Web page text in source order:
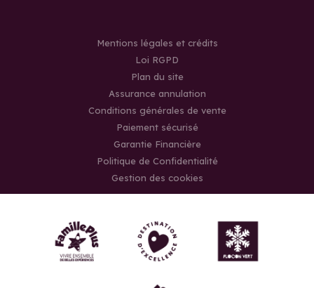
Mentions légales et crédits
Loi RGPD
Plan du site
Assurance annulation
Conditions générales de vente
Paiement sécurisé
Garantie Financière
Politique de Confidentialité
Gestion des cookies